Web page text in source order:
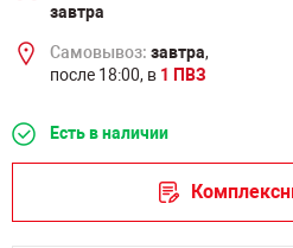
завтра
Самовывоз: завтра,
после 18:00, в 1 ПВЗ
Есть в наличии